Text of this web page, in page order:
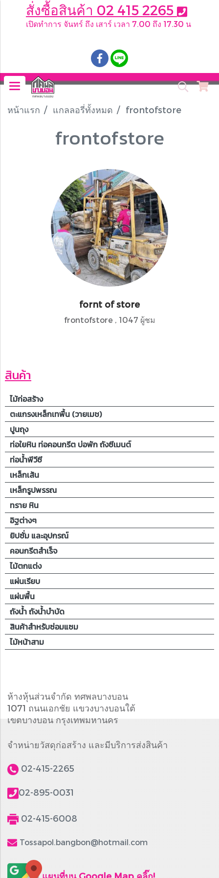
สั่งซื้อสินค้า 02 415 2265
เปิดทำการ จันทร์ ถึง เสาร์ เวลา 7.00 ถึง 17.30 น
หน้าแรก แกลลอรี่ทั้งหมด frontofstore
frontofstore
fornt of store
frontofstore , 1047 ผู้ชม
สินค้า
ไม้ก่อสร้าง
ตะแกรงเหล็กเทพื้น (วายเมช)
ปูนถุง
ท่อใยหิน ท่อคอนกรีต บ่อพัก ถังซีเมนต์
ท่อน้ำพีวีซี
เหล็กเส้น
เหล็กรูปพรรณ
ทราย หิน
อิฐต่างๆ
ยิปซั่ม และอุปกรณ์
คอนกรีตสำเร็จ
ไม้ตกแต่ง
แผ่นเรียบ
แผ่นพื้น
ถังน้ำ ถังน้ำบำบัด
สินค้าสำหรับซ่อมแซม
ไม้หน้าสาม
ห้างหุ้นส่วนจำกัด ทศพลบางบอน
1071 ถนนเอกชัย แขวงบางบอนใต้
เขตบางบอน กรุงเทพมหานคร
จำหน่ายวัสดุก่อสร้าง และมีบริการส่งสินค้า
02-415-2265
02-895-0031
02-415-6008
Tossapol.bangbon@hotmail.com